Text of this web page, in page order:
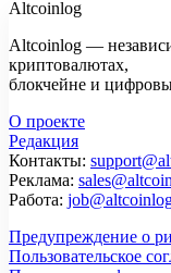
Altcoinlog
Altcoinlog —
криптовалютах,
блокчейне и
О проекте
Редакция
Контакты:
Реклама:
Работа:
Предупреждение о
Пользовательское